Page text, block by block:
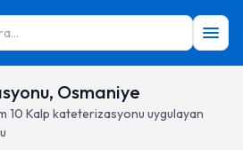
Osmaniye
10 Kalp kateterizasyonu uygulayan